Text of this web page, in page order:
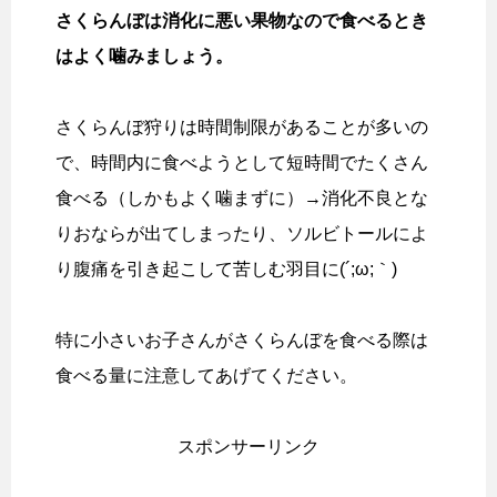
さくらんぼは消化に悪い果物なので食べるとき
はよく噛みましょう。
さくらんぼ狩りは時間制限があることが多いの
で、時間内に食べようとして短時間でたくさん
食べる（しかもよく噛まずに）→消化不良とな
りおならが出てしまったり、ソルビトールによ
り腹痛を引き起こして苦しむ羽目に(´;ω;｀)
特に小さいお子さんがさくらんぼを食べる際は
食べる量に注意してあげてください。
スポンサーリンク